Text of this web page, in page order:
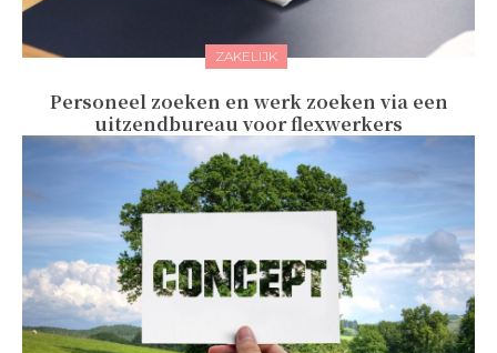
ZAKELIJK
Personeel zoeken en werk zoeken via een
uitzendbureau voor flexwerkers